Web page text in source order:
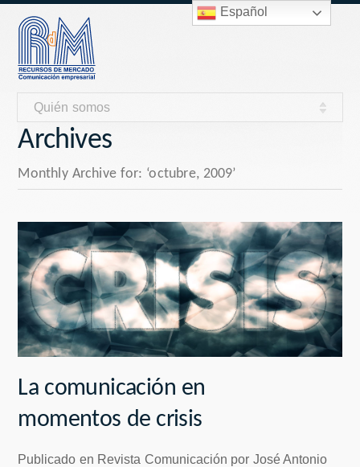
Quién somos
Archives
Monthly Archive for: ‘octubre, 2009’
La comunicación en
momentos de crisis
Publicado en Revista Comunicación por José Antonio
Español